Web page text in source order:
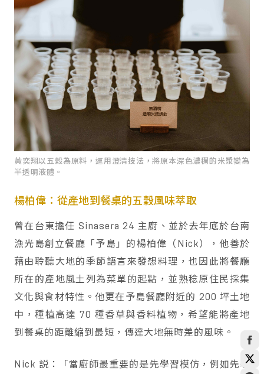
黃奕翔以五穀為原料，運用澄清技法，將原本深色濃稠的米漿變為
半透明液體。
楊柏偉：從產地到餐桌的五穀風味萃取
曾在台東擔任 Sinasera 24 主廚、並於去年底於台南
漁光島創立餐廳「予島」的楊柏偉（Nick），他善於
藉由聆聽大地的季節語言來發想料理，也因此將餐廳
所在的產地風土列為菜單的起點，並熟稔原住民採集
文化與食材特性。他更在予島餐廳附近的 200 坪土地
中，種植高達 70 種香草與香料植物，希望能將產地
到餐桌的距離縮到最短，傳達大地無時差的風味。
Nick 説：「當廚師最重要的是先學習模仿，例如先學